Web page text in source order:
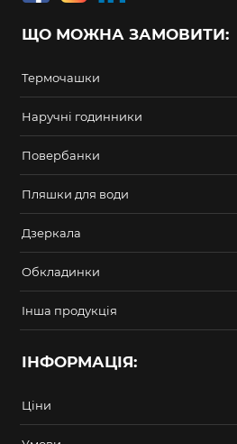
ЩО МОЖНА ЗАМОВИТИ:
Термочашки
Наручні годинники
Повербанки
Пляшки для води
Дзеркала
Обкладинки
Інша продукція
ІНФОРМАЦІЯ:
Ціни